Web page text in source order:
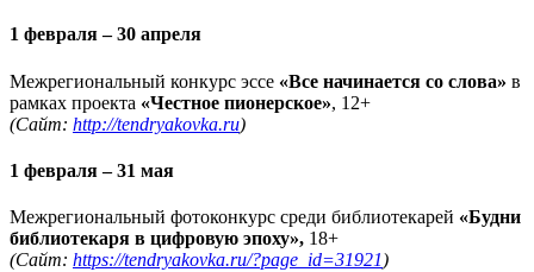
1 февраля – 30 апреля
Межрегиональный конкурс эссе «Все начинается со слова» в
рамках проекта «Честное пионерское», 12+
(Сайт: http://tendryakovka.ru)
1 февраля – 31 мая
Межрегиональный фотоконкурс среди библиотекарей «Будни
библиотекаря в цифровую эпоху», 18+
(Сайт: https://tendryakovka.ru/?page_id=31921)